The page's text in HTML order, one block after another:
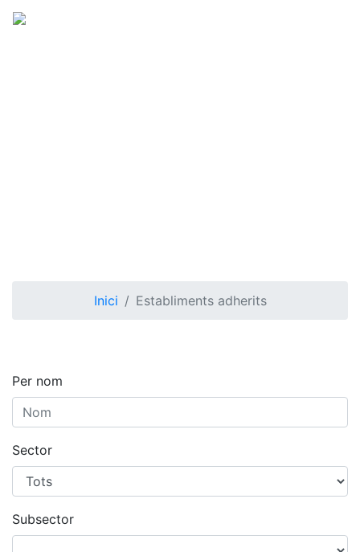
Inici Establiments adherits
Per nom
Sector
Subsector